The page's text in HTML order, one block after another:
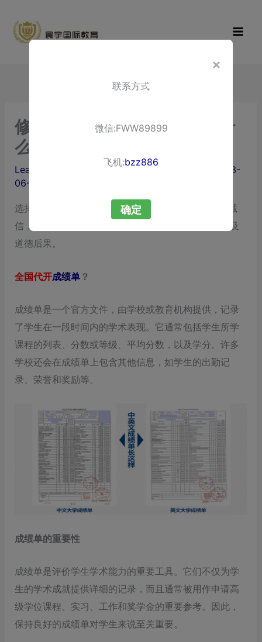
content
育
修改出国留学的成绩单会有什
么后果?
Leave a Comment / By liuxuewenping.com
2023-
06-19
选择伪造或“
，这种行为不仅违反了学术诚
信，同时可能引发一系列严重的法律、学术、职业以及
道德后果。
全国代开成绩单 ？
成绩单是一个官方文件，由学校或教育机构提供，记录
了学生在一段时间内的学术表现。它通常包括学生所学
课程的列表、分数或等级、平均分数，以及学分。许多
学校还会在成绩单上包含其他信息，如学生的出勤记
录、荣誉和奖励等。
成绩单的重要性
成绩单是评价学生学术能力的重要工具。它们不仅为学
生的学术成就提供详细的记录，而且通常被用作申请高
级学位课程、实习、工作和奖学金的重要参考。因此，
保持良好的成绩单对学生来说至关重要。
×
联系方式
微信:FWW89899
飞机:bzz886
确定